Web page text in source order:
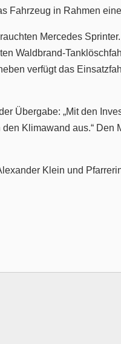
Fahrzeug in Rahmen
Mercedes
Waldbrand-
verfügt das
Übergabe: „Mit den
Klimawand aus.“
Klein und